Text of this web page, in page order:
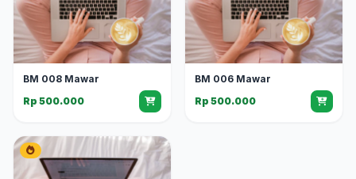
BM 008 Mawar
Rp 500.000
BM 006 Mawar
Rp 500.000